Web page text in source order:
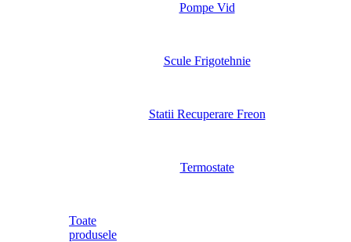
Pompe Vid
Scule Frigotehnie
Statii Recuperare Freon
Termostate
Toate
produsele